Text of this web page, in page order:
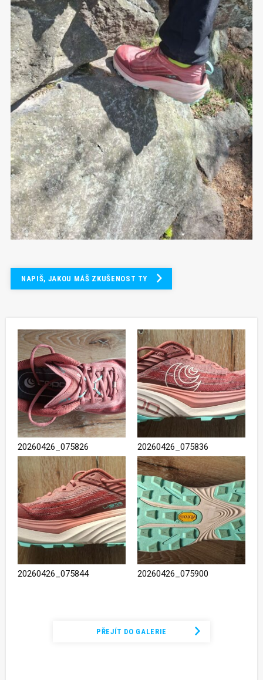
NAPIŠ, JAKOU MÁŠ ZKUŠENOST TY
PŘEJÍT DO GALERIE
20260426_075826 20260426_075836
20260426_075844 20260426_075900